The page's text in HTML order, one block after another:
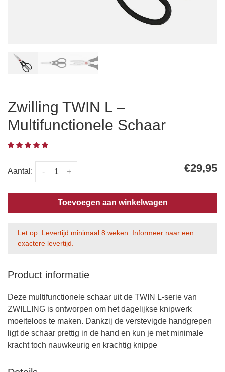
Zwilling TWIN L –
Multifunctionele Schaar
Aantal: +
- €29,95
Toevoegen aan winkelwagen
Let op: Levertijd minimaal 8 weken. Informeer naar een
exactere levertijd.
Product informatie
Deze multifunctionele schaar uit de TWIN L-serie van
ZWILLING is ontworpen om het dagelijkse knipwerk
moeiteloos te maken. Dankzij de verstevigde handgrepen
ligt de schaar prettig in de hand en kun je met minimale
kracht toch nauwkeurig en krachtig knippe